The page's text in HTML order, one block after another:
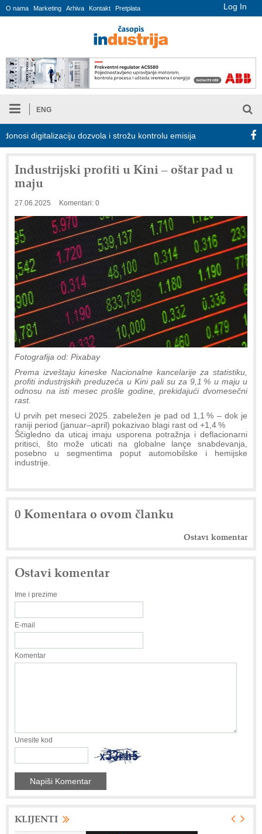
Log In
O nama Marketing Arhiva Kontakt Pretplata
ENG
digitalizaciju dozvola i strožu kontrolu emisija Proizvodnja
Industrijski profiti u Kini – oštar pad u
maju
27.06.2025 Komentari: 0
Fotografija od: Pixabay
Prema izveštaju kineske Nacionalne kancelarije za statistiku,
profiti industrijskih preduzeća u Kini pali su za 9,1 % u maju u
odnosu na isti mesec prošle godine, prekidajući dvomesečni
rast.
U prvih pet meseci 2025. zabeležen je pad od 1,1 % – dok je
raniji period (januar–april) pokazivao blagi rast od +1,4 %
Ščigledno da uticaj imaju usporena potražnja i deflacionarni
pritisci, što može uticati na globalne lançe snabdevanja,
posebno u segmentima poput automobilske i hemijske
industrije.
0 Komentara o ovom članku
Ostavi komentar
Ostavi komentar
Ime i prezime
E-mail
Komentar
Unesite kod
KLIJENTI